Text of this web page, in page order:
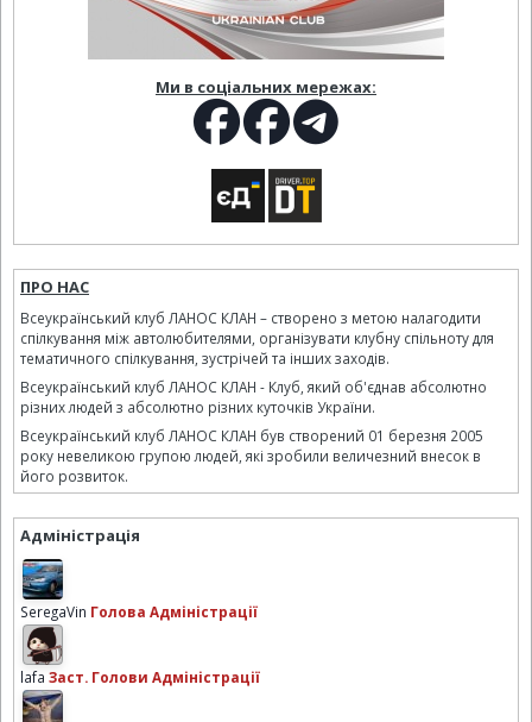
Ми в соціальних мережах:
ПРО НАС
Всеукраїнський клуб ЛАНОС КЛАН – створено з метою налагодити
спілкування між автолюбителями, організувати клубну спільноту для
тематичного спілкування, зустрічей та інших заходів.
Всеукраїнський клуб ЛАНОС КЛАН - Клуб, який об'єднав абсолютно
різних людей з абсолютно різних куточків України.
Всеукраїнський клуб ЛАНОС КЛАН був створений 01 березня 2005
року невеликою групою людей, які зробили величезний внесок в
його розвиток.
Адміністрація
SeregaVin Голова Адміністрації
lafa Заст. Голови Адміністрації